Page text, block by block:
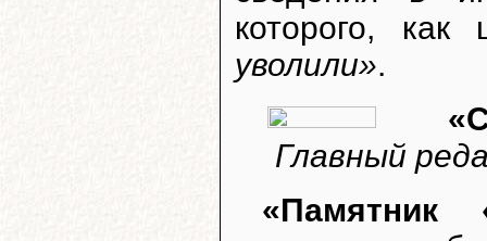
которого, как
уволили».
Главный
«Памятник